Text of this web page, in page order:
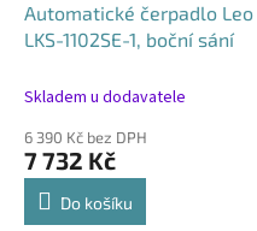
Automatické čerpadlo Leo
LKS-1102SE-1, boční sání
Skladem u dodavatele
6 390 Kč bez DPH
7 732 Kč
Do košíku